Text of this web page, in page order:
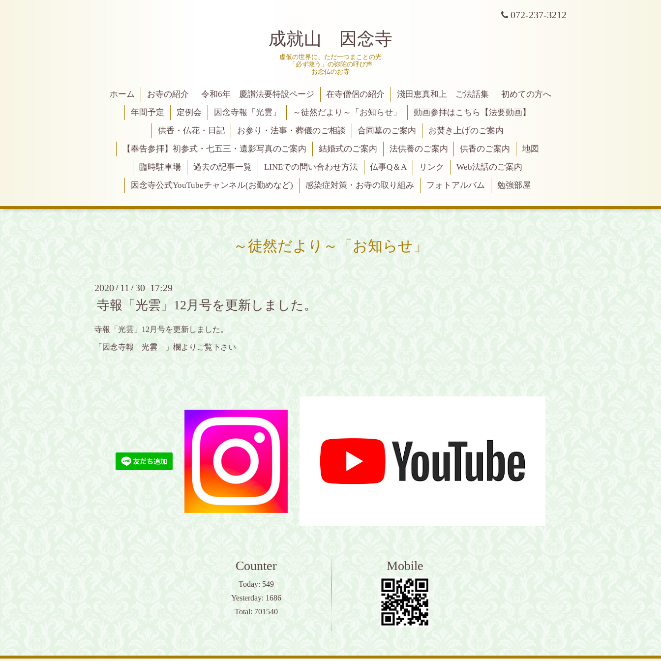
072-237-3212
成就山 因念寺
虚仮の世界に、ただ一つまことの光
「必ず救う」の弥陀の呼び声
お念仏のお寺
ホーム お寺の紹介 令和6年 慶讃法要特設ページ 在寺僧侶の紹介 淺田恵真和上 ご法話集
初めての方へ
年間予定
定例会 因念寺報「光雲」 ～徒然だより～「お知らせ」
動画参拝はこちら【法要動画】
供香・仏花・日記
お参り・法事・葬儀のご相談 合同墓のご案内
お焚き上げのご案内
【奉告参拝】初参式・七五三・遺影写真のご案内
結婚式のご案内 法供養のご案内 供香のご案内
地図
臨時駐車場
過去の記事一覧 LINEでの問い合わせ方法 仏事Q＆A リンク
Web法話のご案内
因念寺公式YouTubeチャンネル(お勤めなど)
感染症対策・お寺の取り組み フォトアルバム 勉強部屋
～徒然だより～「お知らせ」
2020 / 11 / 30 17:29
寺報「光雲」12月号を更新しました。
寺報「光雲」12月号を更新しました。
「因念寺報 光雲 」欄よりご覧下さい
Counter
Today: 549
Yesterday: 1686
Total: 701540
Mobile